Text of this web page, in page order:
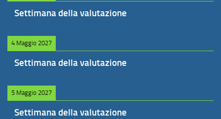
Settimana della valutazione
4 Maggio 2027
Settimana della valutazione
5 Maggio 2027
Settimana della valutazione